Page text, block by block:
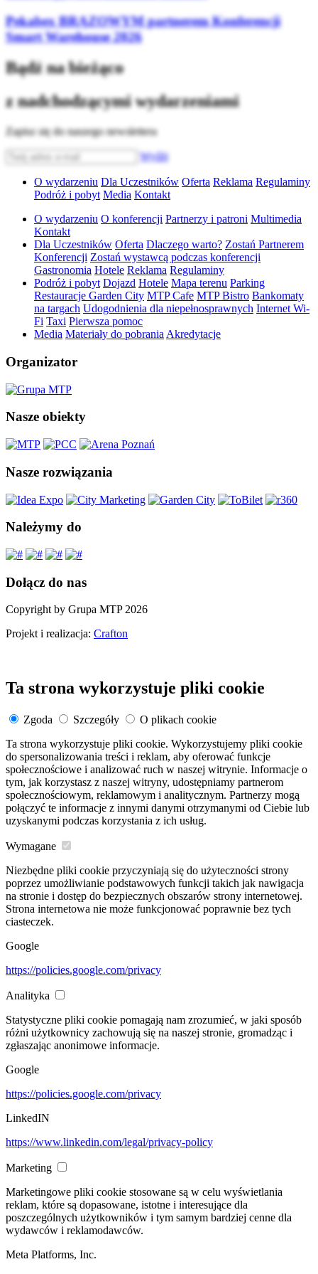
Pekabex BRĄZOWYM partnerem Konferencji
Smart Warehouse 2026
Bądź na bieżąco
z nadchodzącymi wydarzeniami
Zapisz się do naszego newslettera
Wyślij
O wydarzeniu Dla Uczestników Oferta Reklama Regulaminy
Podróż i pobyt Media Kontakt
O wydarzeniu O konferencji Partnerzy i patroni Multimedia
Kontakt
Dla Uczestników Oferta Dlaczego warto? Zostań Partnerem
Konferencji Zostań wystawcą podczas konferencji
Gastronomia Hotele Reklama Regulaminy
Podróż i pobyt Dojazd Hotele Mapa terenu Parking
Restauracje Garden City MTP Cafe MTP Bistro Bankomaty
na targach Udogodnienia dla niepełnosprawnych Internet Wi-
Fi Taxi Pierwsza pomoc
Media Materiały do pobrania Akredytacje
Organizator
Nasze obiekty
Nasze rozwiązania
Należymy do
Dołącz do nas
Copyright by Grupa MTP 2026
Projekt i realizacja: Crafton
Ta strona wykorzystuje pliki cookie
Zgoda Szczegóły
O plikach cookie
Ta strona wykorzystuje pliki cookie. Wykorzystujemy pliki cookie
do spersonalizowania treści i reklam, aby oferować funkcje
społecznościowe i analizować ruch w naszej witrynie. Informacje o
tym, jak korzystasz z naszej witryny, udostępniamy partnerom
społecznościowym, reklamowym i analitycznym. Partnerzy mogą
połączyć te informacje z innymi danymi otrzymanymi od Ciebie lub
uzyskanymi podczas korzystania z ich usług.
Wymagane
Niezbędne pliki cookie przyczyniają się do użyteczności strony
poprzez umożliwianie podstawowych funkcji takich jak nawigacja
na stronie i dostęp do bezpiecznych obszarów strony internetowej.
Strona internetowa nie może funkcjonować poprawnie bez tych
ciasteczek.
Google
https://policies.google.com/privacy
Analityka
Statystyczne pliki cookie pomagają nam zrozumieć, w jaki sposób
różni użytkownicy zachowują się na naszej stronie, gromadząc i
zgłaszając anonimowe informacje.
Google
https://policies.google.com/privacy
LinkedIN
https://www.linkedin.com/legal/privacy-policy
Marketing
Marketingowe pliki cookie stosowane są w celu wyświetlania
reklam, które są dopasowane, istotne i interesujące dla
poszczególnych użytkowników i tym samym bardziej cenne dla
wydawców i reklamodawców.
Meta Platforms, Inc.